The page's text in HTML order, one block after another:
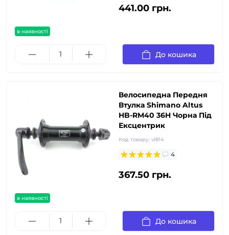
в наявності
441.00 грн.
До кошика
в наявності
Велосипедна Передня
Втулка Shimano Altus
HB-RM40 36H Чорна Під
Ексцентрик
Код товару: vl814
4
367.50 грн.
До кошика